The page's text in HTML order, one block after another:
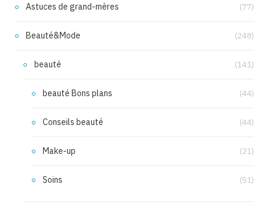
Astuces de grand-mères (77)
Beauté&Mode (248)
beauté (141)
beauté Bons plans (44)
Conseils beauté (44)
Make-up (21)
Soins (51)